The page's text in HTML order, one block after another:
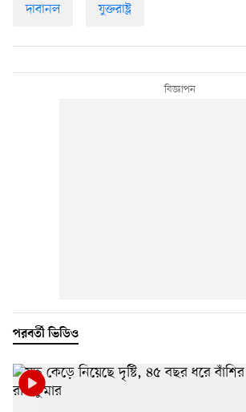
দাবানল যুক্তরাষ্ট্র
পরবর্তী ভিডিও